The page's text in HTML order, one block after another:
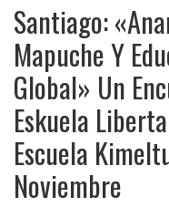
Santiago:
Mapuche Y
Global» Un
Eskuela
Escuela
Noviembre